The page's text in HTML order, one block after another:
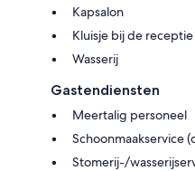
Kapsalon
Kluisje bij de receptie
Wasserij
Gastendiensten
Meertalig personeel
Schoonmaakservice
Stomerij-/